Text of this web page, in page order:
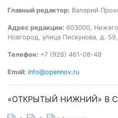
Главный редактор: Валерий
Адрес редакции: 603000,
Новгород, улица Пискунова, д.
Телефон: +7 (926) 461-08-48
Email: info@opennov.ru
«ОТКРЫТЫЙ НИЖНИЙ» В